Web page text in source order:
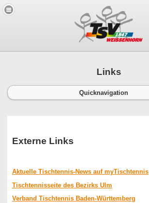
Links
Quicknavigation
Externe Links
Aktuelle Tischtennis-News auf myTischtennis
Tischtennisseite des Bezirks Ulm
Verband Tischtennis Baden-Württemberg